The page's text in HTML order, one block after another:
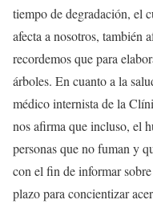
tiempo de degradación, el
afecta a nosotros, también
recordemos que para
árboles. En cuanto a la
médico internista de la
nos afirma que incluso, el
personas que no fuman y
con el fin de informar
plazo para concientizar